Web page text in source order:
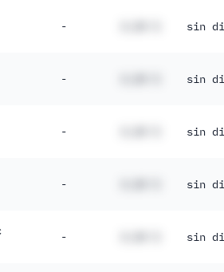
- sin
- sin
- sin
- sin
- sin